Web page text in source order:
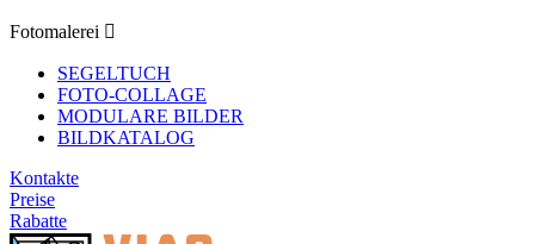
Fotomalerei
SEGELTUCH
FOTO-COLLAGE
MODULARE BILDER
BILDKATALOG
Kontakte
Preise
Rabatte